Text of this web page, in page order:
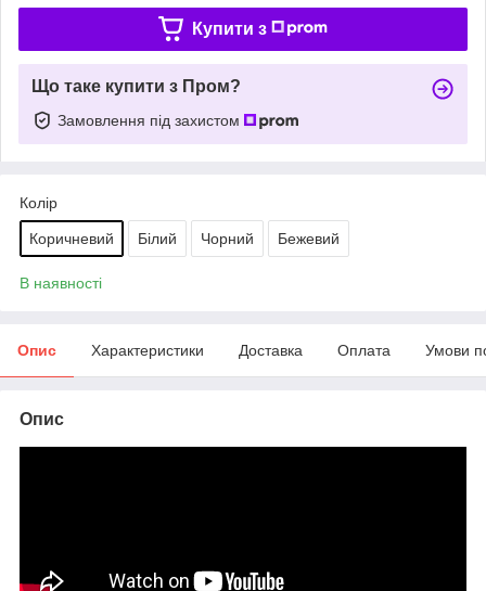
Купити з
Що таке купити з Пром?
Замовлення під захистом
Колір
Коричневий Білий Чорний Бежевий
В наявності
Опис Характеристики Доставка Оплата Умови
Опис